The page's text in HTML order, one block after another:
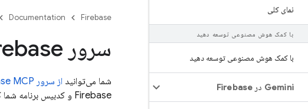
نمای کلی
با کمک هوش مصنوعی توسعه دهید
با کمک هوش مصنوعی توسعه دهید
Gemini در Firebase
Firebase
Documentation
سرور MCP Firebase
شما می‌توانید از سرور Firebase MCP
Firebase و کدبیس برنامه شما کار کنند.